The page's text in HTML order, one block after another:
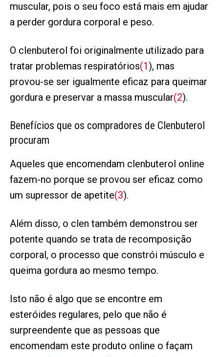
muscular, pois o seu foco está mais em ajudar
a perder gordura corporal e peso.
O clenbuterol foi originalmente utilizado para
tratar problemas respiratórios(1 ), mas
provou-se ser igualmente eficaz para queimar
gordura e preservar a massa muscular(2).
Benefícios que os compradores de Clenbuterol
procuram
Aqueles que encomendam clenbuterol online
fazem-no porque se provou ser eficaz como
um supressor de apetite(3).
Além disso, o clen também demonstrou ser
potente quando se trata de recomposição
corporal, o processo que constrói músculo e
queima gordura ao mesmo tempo.
Isto não é algo que se encontre em
esteróides regulares, pelo que não é
surpreendente que as pessoas que
encomendam este produto online o façam